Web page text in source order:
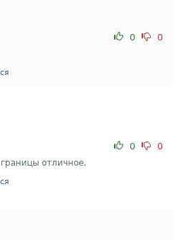
0 0
0 0
отличное.